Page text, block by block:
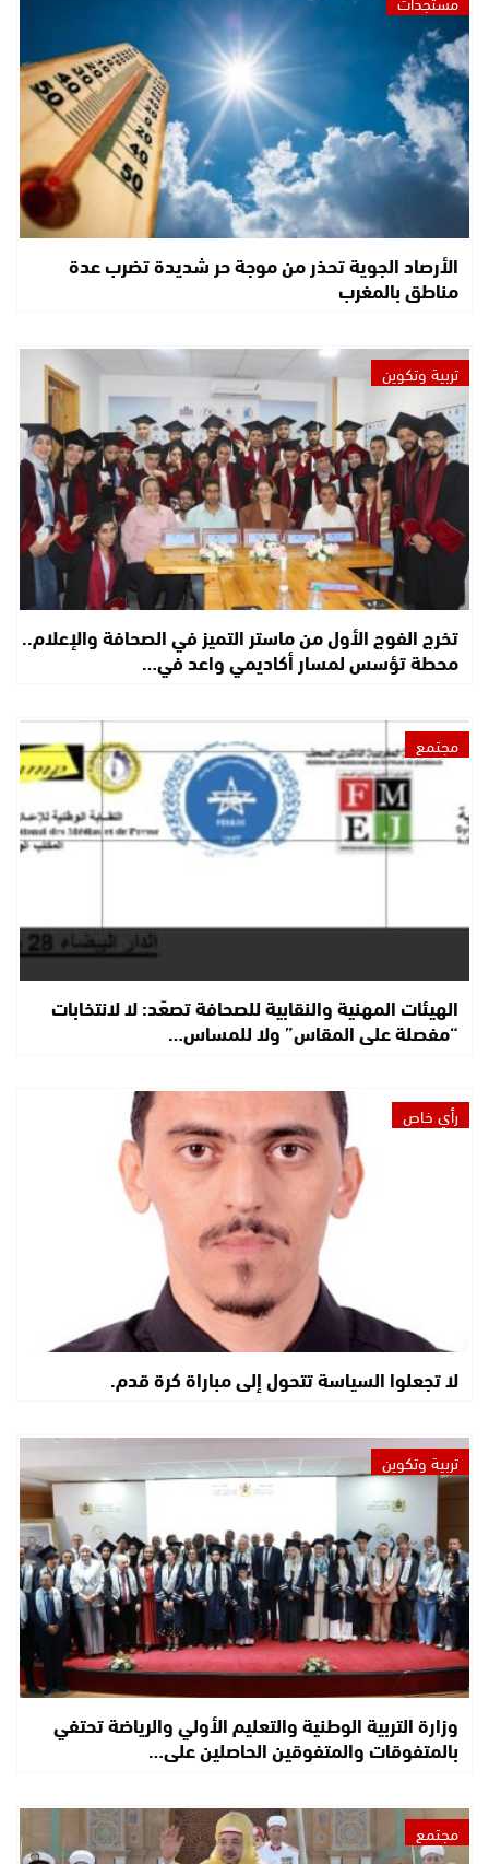
الأرصاد الجوية تحذر من موجة حر شديدة تضرب عدة
مناطق بالمغرب
تربية وتكوين
تخرج الفوج الأول من ماستر التميز في الصحافة والإعلام..
محطة تؤسس لمسار أكاديمي واعد في…
مجتمع
الهيئات المهنية والنقابية للصحافة تصعّد: لا لانتخابات
“مفصلة على المقاس” ولا للمساس…
رأي خاص
لا تجعلوا السياسة تتحول إلى مباراة كرة قدم.
تربية وتكوين
وزارة التربية الوطنية والتعليم الأولي والرياضة تحتفي
بالمتفوقات والمتفوقين الحاصلين على…
مجتمع